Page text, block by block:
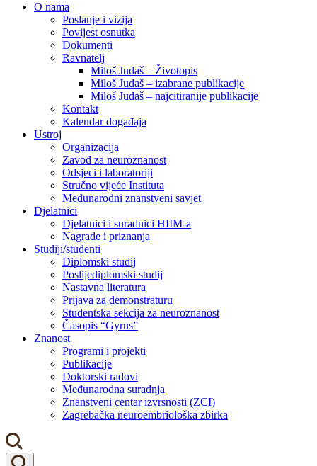
O nama
Poslanje i vizija
Povijest osnutka
Dokumenti
Ravnatelj
Miloš Judaš – Životopis
Miloš Judaš – izabrane publikacije
Miloš Judaš – najcitiranije publikacije
Kontakt
Kalendar događaja
Ustroj
Organizacija
Zavod za neuroznanost
Odsjeci i laboratoriji
Stručno vijeće Instituta
Međunarodni znanstveni savjet
Djelatnici
Djelatnici i suradnici HIIM-a
Nagrade i priznanja
Studiji/studenti
Diplomski studij
Poslijediplomski studij
Nastavna literatura
Prijava za demonstraturu
Studentska sekcija za neuroznanost
Časopis “Gyrus”
Znanost
Programi i projekti
Publikacije
Doktorski radovi
Međunarodna suradnja
Znanstveni centar izvrsnosti (ZCI)
Zagrebačka neuroembriološka zbirka